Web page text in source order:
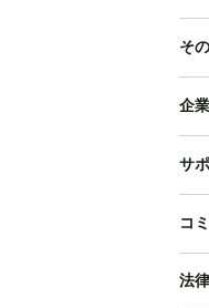
そ
企業
サ
コ
法律